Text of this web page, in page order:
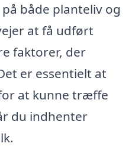
både planteliv og
at få udført
faktorer, der
er essentielt at
at kunne træffe
du indhenter